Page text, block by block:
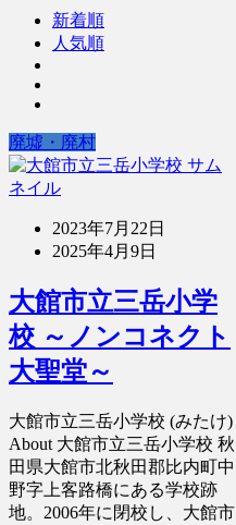
新着順
人気順
廃墟・廃村
2023年7月22日
2025年4月9日
大館市立三岳小学
校 ～ノンコネクト
大聖堂～
大館市立三岳小学校 (みたけ)
About 大館市立三岳小学校 秋
田県大館市北秋田郡比内町中
野字上客路橋にある学校跡
地。2006年に閉校し、大館市